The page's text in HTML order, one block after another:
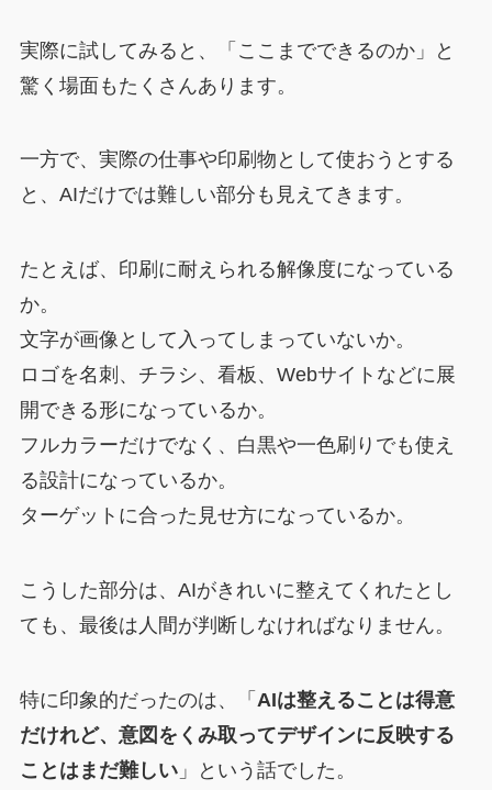
実際に試してみると、「ここまでできるのか」と
驚く場面もたくさんあります。
一方で、実際の仕事や印刷物として使おうとする
と、AIだけでは難しい部分も見えてきます。
たとえば、印刷に耐えられる解像度になっている
か。
文字が画像として入ってしまっていないか。
ロゴを名刺、チラシ、看板、Webサイトなどに展
開できる形になっているか。
フルカラーだけでなく、白黒や一色刷りでも使え
る設計になっているか。
ターゲットに合った見せ方になっているか。
こうした部分は、AIがきれいに整えてくれたとし
ても、最後は人間が判断しなければなりません。
特に印象的だったのは、「 AIは整えることは得意
だけれど、意図をくみ取ってデザインに反映する
ことはまだ難しい」という話でした。